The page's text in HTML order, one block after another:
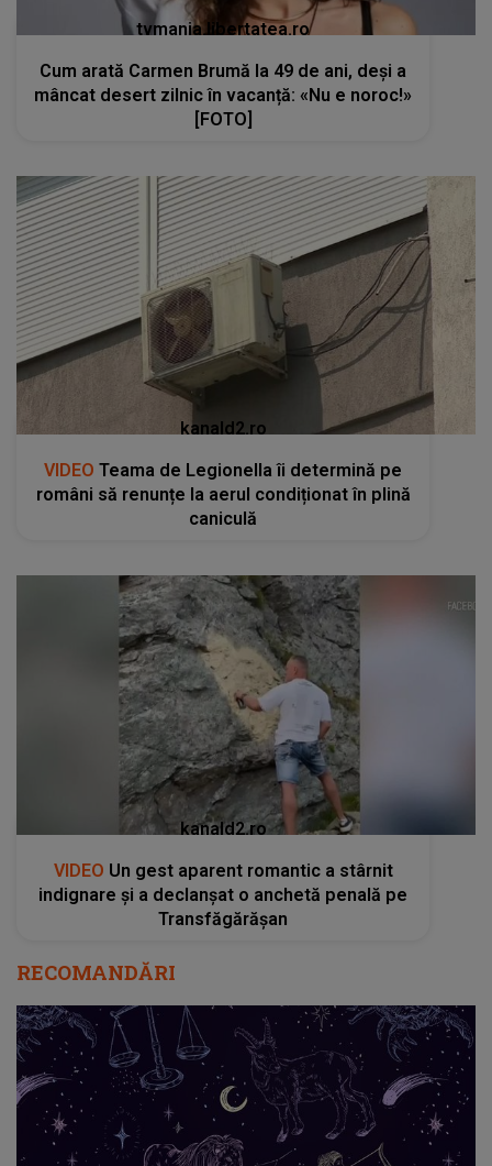
tvmania.libertatea.ro
Cum arată Carmen Brumă la 49 de ani, deși a
mâncat desert zilnic în vacanță: «Nu e noroc!»
[FOTO]
kanald2.ro
VIDEO Teama de Legionella îi determină pe
români să renunțe la aerul condiționat în plină
caniculă
kanald2.ro
VIDEO Un gest aparent romantic a stârnit
indignare și a declanșat o anchetă penală pe
Transfăgărășan
RECOMANDĂRI